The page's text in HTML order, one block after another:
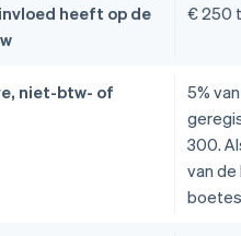
heeft op de
€ 250
niet-btw- of
5%
300.
van